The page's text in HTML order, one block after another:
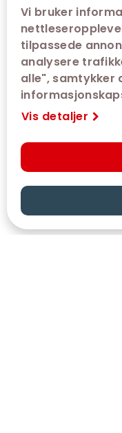
Vi bruker
tilpassede
analysere
alle", samtykker
Vis detaljer